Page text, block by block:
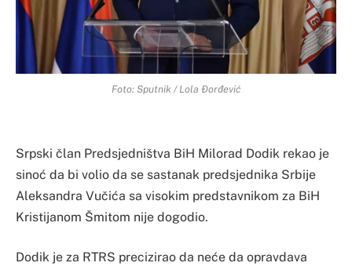
Foto: Sputnik / Lola Đorđević
Srpski član Predsjedništva BiH Milorad Dodik rekao je
sinoć da bi volio da se sastanak predsjednika Srbije
Aleksandra Vučića sa visokim predstavnikom za BiH
Kristijanom Šmitom nije dogodio.
Dodik je za RTRS precizirao da neće da opravdava